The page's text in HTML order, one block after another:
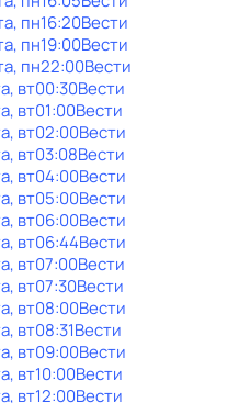
пн16:20Вести
пн19:00Вести
пн22:00Вести
вт00:30Вести
вт01:00Вести
вт02:00Вести
вт03:08Вести
вт04:00Вести
вт05:00Вести
вт06:00Вести
вт06:44Вести
вт07:00Вести
вт07:30Вести
вт08:00Вести
вт08:31Вести
вт09:00Вести
вт10:00Вести
вт12:00Вести